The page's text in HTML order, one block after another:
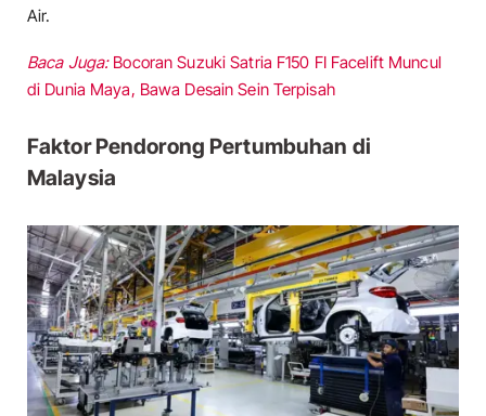
Air.
Baca Juga: Bocoran Suzuki Satria F150 FI Facelift Muncul
di Dunia Maya, Bawa Desain Sein Terpisah
Faktor Pendorong Pertumbuhan di
Malaysia